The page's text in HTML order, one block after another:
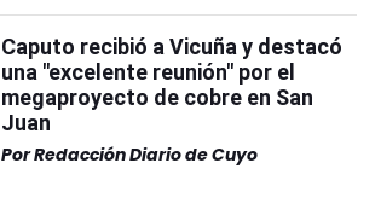
Caputo recibió a Vicuña y destacó
una "excelente reunión" por el
megaproyecto de cobre en San
Juan
PorRedacción Diario de Cuyo